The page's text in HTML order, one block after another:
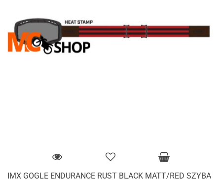
IMX GOGLE ENDURANCE RUST BLACK MATT/RED SZYBA